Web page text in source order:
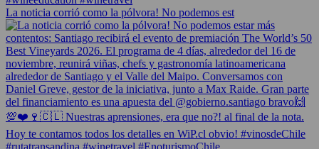
La noticia corrió como la pólvora! No podemos est